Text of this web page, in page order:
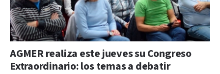
AGMER realiza este jueves su Congreso
Extraordinario: los temas a debatir